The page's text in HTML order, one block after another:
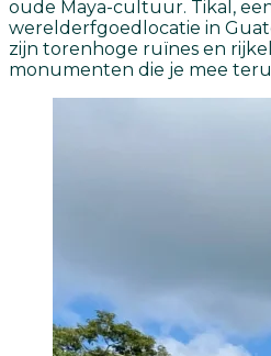
oude Maya-cultuur. Tikal,
werelderfgoedlocatie in
zijn torenhoge ruïnes en
monumenten die je mee